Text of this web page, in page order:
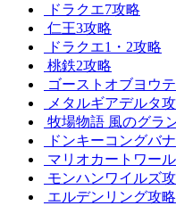
ドラクエ7攻略
仁王3攻略
ドラクエ1・2攻略
桃鉄2攻略
ゴーストオブヨウ
メタルギアデルタ
牧場物語 風のグラ
ドンキーコングバ
マリオカートワー
モンハンワイルズ
エルデンリング攻略